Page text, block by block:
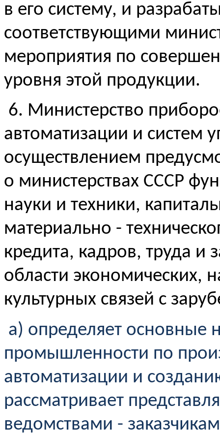
в его систему, и
соответствующими
мероприятия по
уровня этой продукции.
6. Министерство
автоматизации и систем
осуществлением
о министерствах СССР
науки и техники,
материально -
кредита, кадров, труда и
области экономических,
культурных связей с
а) определяет основные
промышленности по
автоматизации и
рассматривает
ведомствами -